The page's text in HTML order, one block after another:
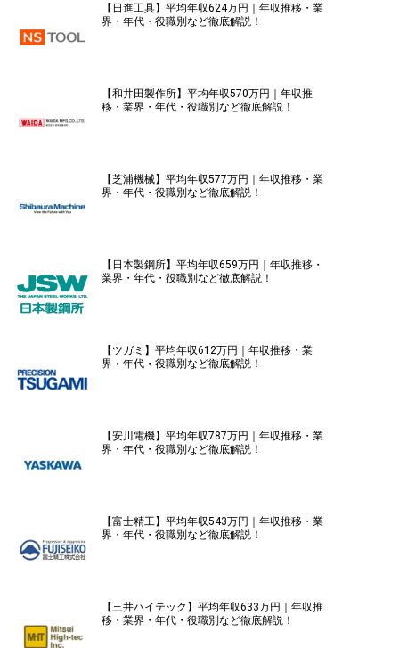
【日進工具】平均年収624万円｜年収推移・業
界・年代・役職別など徹底解説！
【和井田製作所】平均年収570万円｜年収推
移・業界・年代・役職別など徹底解説！
【芝浦機械】平均年収577万円｜年収推移・業
界・年代・役職別など徹底解説！
【日本製鋼所】平均年収659万円｜年収推移・
業界・年代・役職別など徹底解説！
【ツガミ】平均年収612万円｜年収推移・業
界・年代・役職別など徹底解説！
【安川電機】平均年収787万円｜年収推移・業
界・年代・役職別など徹底解説！
【富士精工】平均年収543万円｜年収推移・業
界・年代・役職別など徹底解説！
【三井ハイテック】平均年収633万円｜年収推
移・業界・年代・役職別など徹底解説！